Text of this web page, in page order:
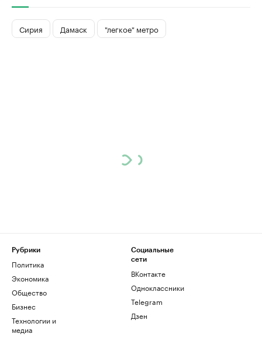
Сирия Дамаск "легкое" метро
Рубрики
Политика
Экономика
Общество
Бизнес
Технологии и
медиа
Социальные
сети
ВКонтакте
Одноклассники
Telegram
Дзен